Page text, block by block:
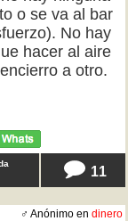
o se va al bar
No hay
hacer al aire
a otro.
11
♂ Anónimo en dinero